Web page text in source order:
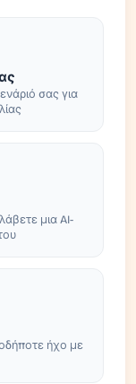
σας για
μια AI-
ήχο με